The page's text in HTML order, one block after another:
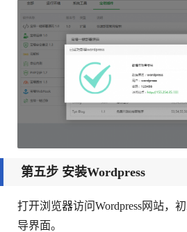
第五步 安装Wordpress
打开浏览器访问Wordpress网站，
导界面。